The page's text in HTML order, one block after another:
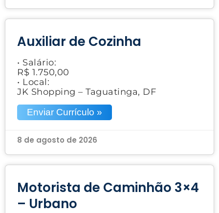
Auxiliar de Cozinha
• Salário:
R$ 1.750,00
• Local:
JK Shopping – Taguatinga, DF
Enviar Currículo »
8 de agosto de 2026
Motorista de Caminhão 3×4
– Urbano